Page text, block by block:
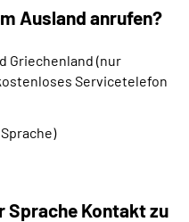
Ausland anrufen?
Griechenland (nur
Servicetelefon
Sprache Kontakt zu